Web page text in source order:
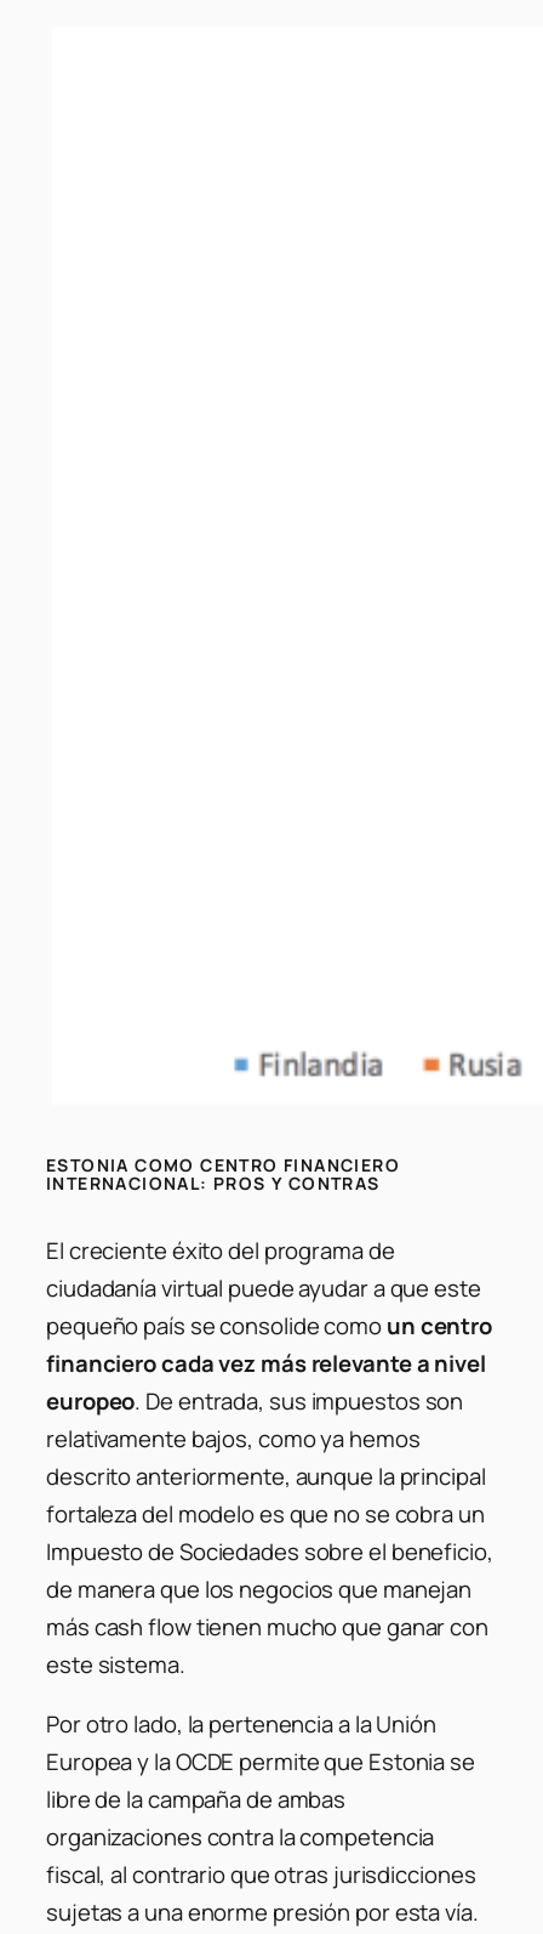
ESTONIA COMO CENTRO FINANCIERO
INTERNACIONAL: PROS Y CONTRAS
El creciente éxito del programa de
ciudadanía virtual puede ayudar a que este
pequeño país se consolide comoun centro
financiero cada vez más relevante a nivel
europeo. De entrada, sus impuestos son
relativamente bajos, como ya hemos
descrito anteriormente, aunque la principal
fortaleza del modelo es que no se cobra un
Impuesto de Sociedades sobre el beneficio,
de manera que los negocios que manejan
más cash flow tienen mucho que ganar con
este sistema.
Por otro lado, la pertenencia a la Unión
Europea y la OCDE permite que Estonia se
libre de la campaña de ambas
organizaciones contra la competencia
fiscal, al contrario que otras jurisdicciones
sujetas a una enorme presión por esta vía.